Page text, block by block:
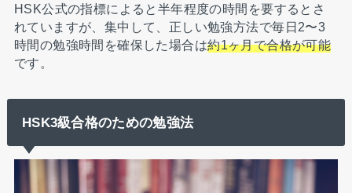
HSK公式の指標によると半年程度の時間を要するとさ
れていますが、集中して、正しい勉強方法で毎日2〜3
時間の勉強時間を確保した場合は約1ヶ月で合格が可能
です。
HSK3級合格のための勉強法